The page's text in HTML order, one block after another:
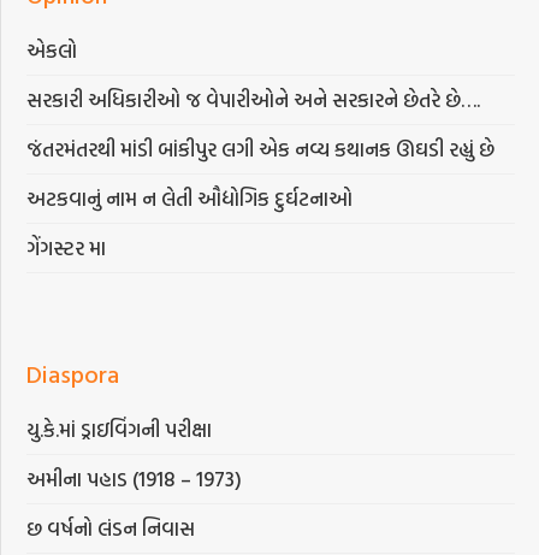
એકલો
સરકારી અધિકારીઓ જ વેપારીઓને અને સરકારને છેતરે છે….
જંતરમંતરથી માંડી બાંકીપુર લગી એક નવ્ય કથાનક ઊઘડી રહ્યું છે
અટકવાનું નામ ન લેતી ઔદ્યોગિક દુર્ઘટનાઓ
ગેંગસ્ટર મા
Diaspora
યુ.કે.માં ડ્રાઇવિંગની પરીક્ષા
અમીના પહાડ (1918 – 1973)
છ વર્ષનો લંડન નિવાસ